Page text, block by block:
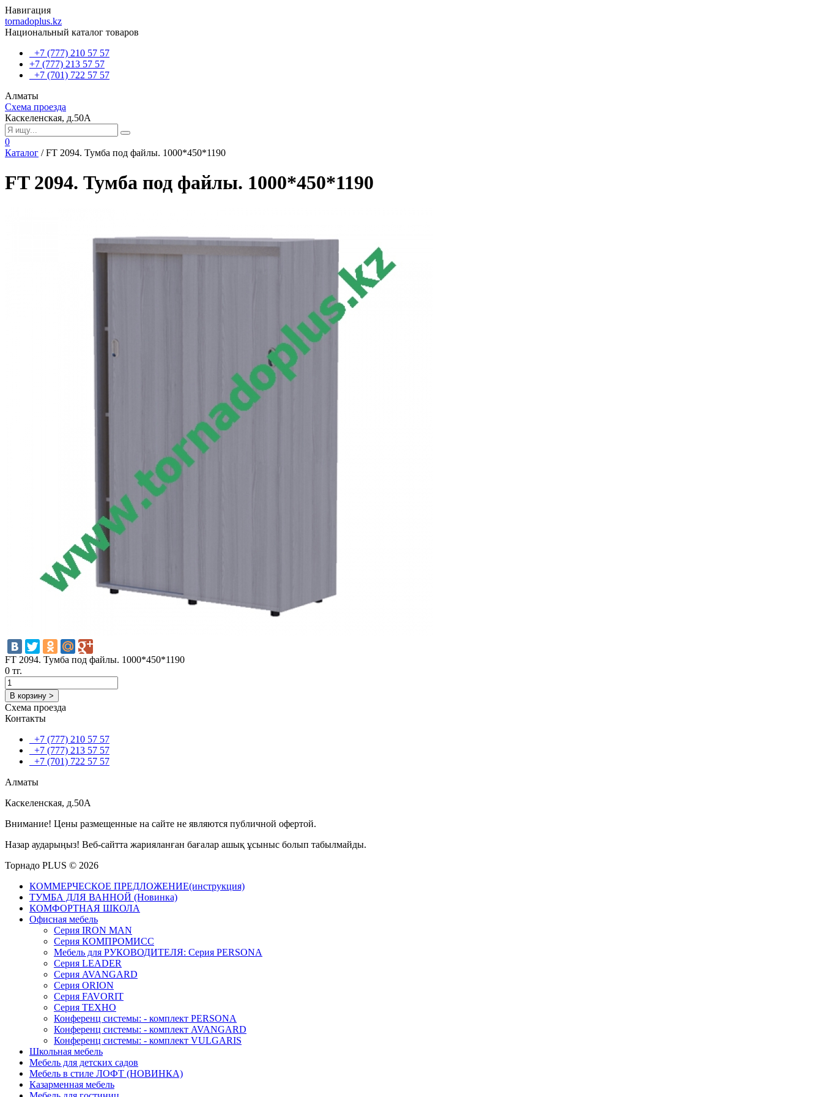
Навигация
tornadoplus.kz
Национальный каталог товаров
+7 (777) 210 57 57
+7 (777) 213 57 57
+7 (701) 722 57 57
Алматы
Схема проезда
Каскеленская, д.50А
0
Каталог /FT 2094. Тумба под файлы. 1000*450*1190
FT 2094. Тумба под файлы. 1000*450*1190
FT 2094. Тумба под файлы. 1000*450*1190
0 тг.
В корзину >
Схема проезда
Контакты
+7 (777) 210 57 57
+7 (777) 213 57 57
+7 (701) 722 57 57
Алматы
Каскеленская, д.50А
Внимание! Цены размещенные на сайте не являются публичной офертой.
Назар аударыңыз! Веб-сайтта жарияланған бағалар ашық ұсыныс болып табылмайды.
Торнадо PLUS © 2026
КОММЕРЧЕСКОЕ ПРЕДЛОЖЕНИЕ(инструкция)
ТУМБА ДЛЯ ВАННОЙ (Новинка)
КОМФОРТНАЯ ШКОЛА
Офисная мебель
Серия IRON MAN
Серия КОМПРОМИСС
Мебель для РУКОВОДИТЕЛЯ: Серия PERSONA
Серия LEADER
Серия AVANGARD
Серия ORION
Серия FAVORIT
Серия ТЕХНО
Конференц системы: - комплект PERSONA
Конференц системы: - комплект AVANGARD
Конференц системы: - комплект VULGARIS
Школьная мебель
Мебель для детских садов
Мебель в стиле ЛОФТ (НОВИНКА)
Казарменная мебель